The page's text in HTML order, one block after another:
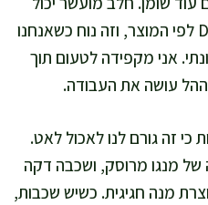
לתרום סידן ולעיתים גם ויטמין D לפי המוצר, וזה נוח כשאנחנו
אני מקפידה לטעום תוך
עושה את העבודה.
כי זה גורם לנו לאכול לאט.
מנגו מרוסק, ושכבה דקה
מנה חגיגית. כשיש שכבות,